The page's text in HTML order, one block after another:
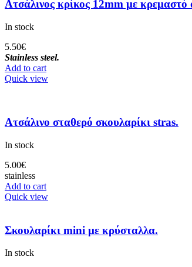
Ατσάλινος κρίκος 12mm με
In stock
5.50€
Stainless steel.
Add to cart
Quick view
Ατσάλινο σταθερό σκουλαρίκι stras.
In stock
5.00€
stainless
Add to cart
Quick view
Σκουλαρίκι mini με κρύσταλλα.
In stock